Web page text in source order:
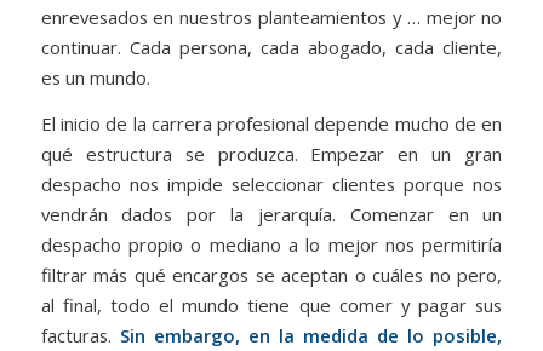
enrevesados en nuestros planteamientos y … mejor no
continuar. Cada persona, cada abogado, cada cliente,
es un mundo.
El inicio de la carrera profesional depende mucho de en
qué estructura se produzca. Empezar en un gran
despacho nos impide seleccionar clientes porque nos
vendrán dados por la jerarquía. Comenzar en un
despacho propio o mediano a lo mejor nos permitiría
filtrar más qué encargos se aceptan o cuáles no pero,
al final, todo el mundo tiene que comer y pagar sus
facturas. Sin embargo, en la medida de lo posible,